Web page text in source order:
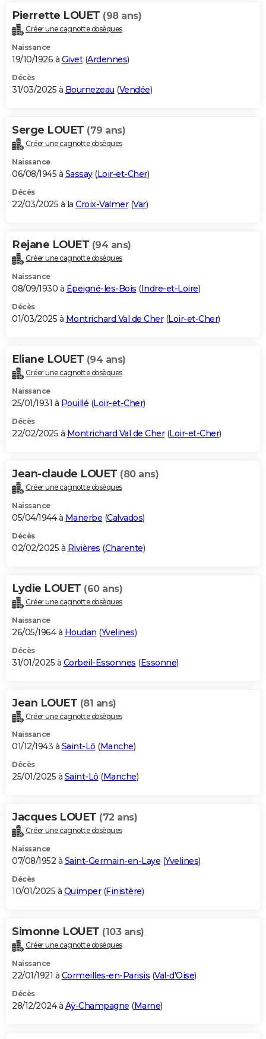
Pierrette LOUET (98 ans)
Créer une cagnotte obsèques
Naissance
19/10/1926 à Givet(Ardennes)
Décès
31/03/2025 à Bournezeau (Vendée)
Serge LOUET (79 ans)
Créer une cagnotte obsèques
Naissance
06/08/1945 à Sassay(Loir-et-Cher)
Décès
22/03/2025 à la Croix-Valmer(Var)
Rejane LOUET (94 ans)
Créer une cagnotte obsèques
Naissance
08/09/1930 à Épeigné-les-Bois (Indre-et-Loire)
Décès
01/03/2025 à Montrichard Val de Cher(Loir-et-Cher)
Eliane LOUET (94 ans)
Créer une cagnotte obsèques
Naissance
25/01/1931 à Pouillé (Loir-et-Cher)
Décès
22/02/2025 à Montrichard Val de Cher(Loir-et-Cher)
Jean-claude LOUET (80 ans)
Créer une cagnotte obsèques
Naissance
05/04/1944 à Manerbe (Calvados)
Décès
02/02/2025 à Rivières (Charente)
Lydie LOUET (60 ans)
Créer une cagnotte obsèques
Naissance
26/05/1964 à Houdan (Yvelines)
Décès
31/01/2025 à Corbeil-Essonnes (Essonne)
Jean LOUET (81 ans)
Créer une cagnotte obsèques
Naissance
01/12/1943 à Saint-Lô (Manche)
Décès
25/01/2025 à Saint-Lô (Manche)
Jacques LOUET (72 ans)
Créer une cagnotte obsèques
Naissance
07/08/1952 à Saint-Germain-en-Laye (Yvelines)
Décès
10/01/2025 à Quimper(Finistère)
Simonne LOUET (103 ans)
Créer une cagnotte obsèques
Naissance
22/01/1921 à Cormeilles-en-Parisis (Val-d'Oise)
Décès
28/12/2024 à Aÿ-Champagne (Marne)